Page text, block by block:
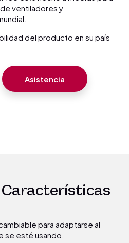
ventiladores y
del producto en su país
Asistencia
para adaptarse al
se esté usando.